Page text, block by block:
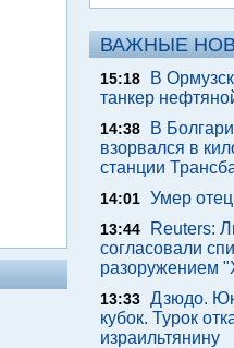
ВАЖНЫЕ
15:18
В
танкер
14:38
В
взорвался в
станции
14:01 Умер
13:44
Reuters:
согласовали
разоружением
13:33 Дзюдо.
кубок. Турок
израильтянину